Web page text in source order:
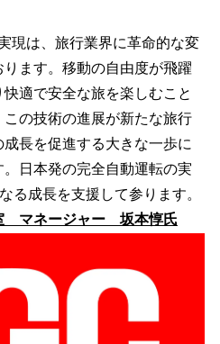
現は、旅行業界に革命的な変
ます。移動の自由度が飛躍
適で安全な旅を楽しむこと
の技術の進展が新たな旅行
長を促進する大きな一歩に
日本発の完全自動運転の実
る成長を支援して参ります。
マネージャー 坂本惇氏